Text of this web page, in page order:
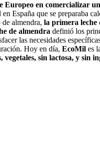
Europeo en comercializar
España que se preparaba
almendra, la primera leche
de almendra definió los
las necesidades
Hoy en día, EcoMil es
vegetales, sin lactosa, y sin